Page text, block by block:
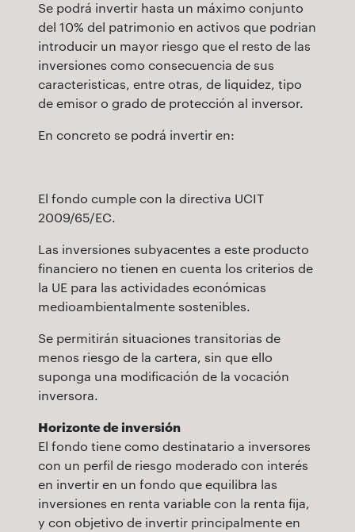
Se podrá invertir hasta un máximo conjunto
del 10% del patrimonio en activos que podrian
introducir un mayor riesgo que el resto de las
inversiones como consecuencia de sus
caracteristicas, entre otras, de liquidez, tipo
de emisor o grado de protección al inversor.
En concreto se podrá invertir en:
El fondo cumple con la directiva UCIT
2009/65/EC.
Las inversiones subyacentes a este producto
financiero no tienen en cuenta los criterios de
la UE para las actividades económicas
medioambientalmente sostenibles.
Se permitirán situaciones transitorias de
menos riesgo de la cartera, sin que ello
suponga una modificación de la vocación
inversora.
Horizonte de inversión
El fondo tiene como destinatario a inversores
con un perfil de riesgo moderado con interés
en invertir en un fondo que equilibra las
inversiones en renta variable con la renta fija,
y con objetivo de invertir principalmente en